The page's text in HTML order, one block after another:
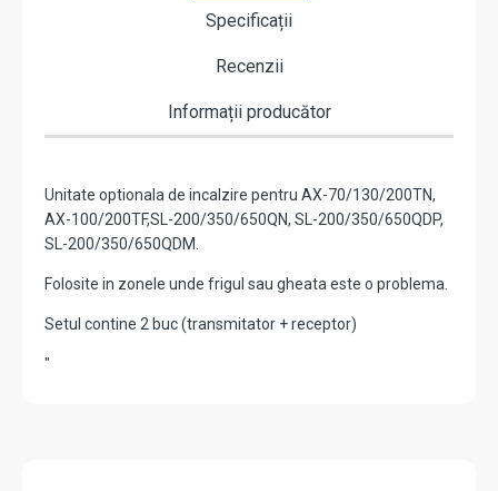
Specificații
Recenzii
Informații producător
Unitate optionala de incalzire pentru AX-70/130/200TN,
AX-100/200TF,SL-200/350/650QN, SL-200/350/650QDP,
SL-200/350/650QDM.
Folosite in zonele unde frigul sau gheata este o problema.
Setul contine 2 buc (transmitator + receptor)
"